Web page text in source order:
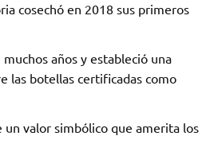
cosechó en 2018 sus primeros
años y estableció una
las botellas certificadas como
valor simbólico que amerita los